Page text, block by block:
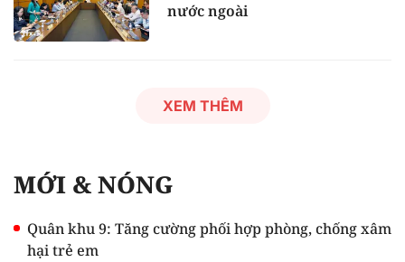
nước ngoài
XEM THÊM
MỚI & NÓNG
Quân khu 9: Tăng cường phối hợp phòng, chống xâm
hại trẻ em